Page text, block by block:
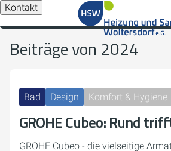
Kontakt
Beiträge von 2024
Bad Design Komfort & Hygiene
GROHE Cubeo: Rund
GROHE Cubeo - die vielseitige